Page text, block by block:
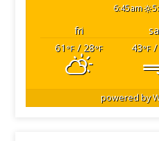
6:45am
fri
61 °F/ 28°F 43°F/
powered by